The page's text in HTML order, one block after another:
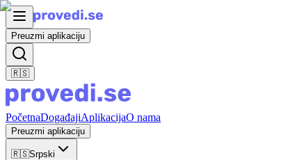
Preuzmi aplikaciju
🇷🇸
PočetnaDogađajiAplikacijaO nama
Preuzmi aplikaciju
🇷🇸Srpski